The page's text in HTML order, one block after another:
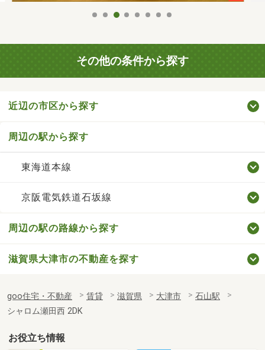
その他の条件から探す
近辺の市区から探す
周辺の駅から探す
東海道本線
京阪電気鉄道石坂線
周辺の駅の路線から探す
滋賀県大津市の不動産を探す
goo住宅・不動産 賃貸 滋賀県 大津市
石山駅
シャロム瀬田西 2DK
お役立ち情報